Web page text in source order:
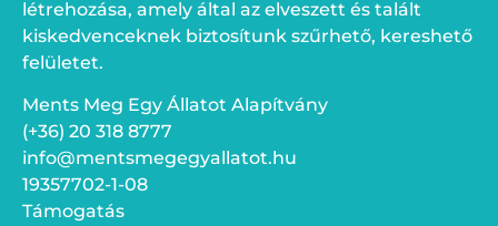
létrehozása, amely által az elveszett és talált
kiskedvenceknek biztosítunk szűrhető, kereshető
felületet.
Ments Meg Egy Állatot Alapítvány
(+36) 20 318 8777
info@mentsmegegyallatot.hu
19357702-1-08
Támogatás